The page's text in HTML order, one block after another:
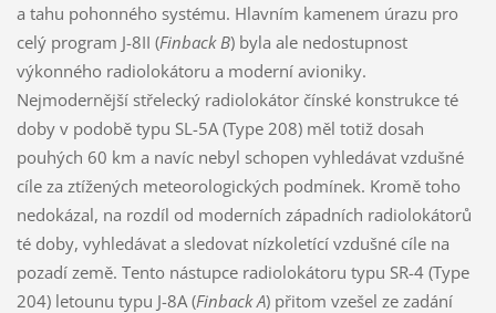
a tahu pohonného systému. Hlavním kamenem úrazu pro
celý program J-8II (Finback B) byla ale nedostupnost
výkonného radiolokátoru a moderní avioniky.
Nejmodernější střelecký radiolokátor čínské konstrukce té
doby v podobě typu SL-5A (Type 208) měl totiž dosah
pouhých 60 km a navíc nebyl schopen vyhledávat vzdušné
cíle za ztížených meteorologických podmínek. Kromě toho
nedokázal, na rozdíl od moderních západních radiolokátorů
té doby, vyhledávat a sledovat nízkoletící vzdušné cíle na
pozadí země. Tento nástupce radiolokátoru typu SR-4 (Type
204) letounu typu J-8A (Finback A) přitom vzešel ze zadání